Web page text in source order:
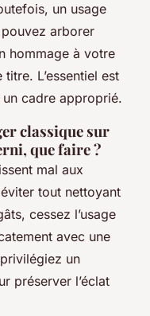
un usage
arborer
hommage à votre
L’essentiel est
cadre approprié.
classique sur
que faire ?
mal aux
tout nettoyant
cessez l’usage
avec une
un
préserver l’éclat